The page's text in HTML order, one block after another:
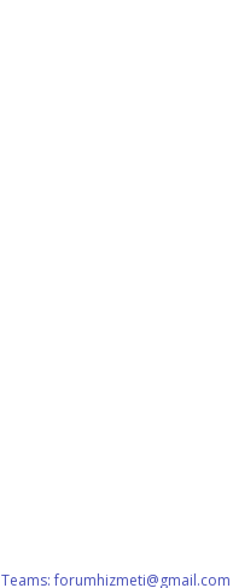
Teams:forumhizmeti@gmail.com